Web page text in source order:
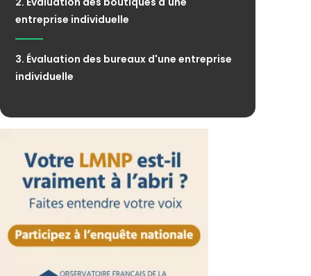
entreprise individuelle
3. Évaluation des bureaux d'une entreprise
individuelle